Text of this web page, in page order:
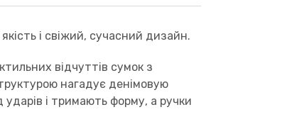
і свіжий, сучасний дизайн.
відчуттів сумок з
нагадує денімовую
і тримають форму, а ручки